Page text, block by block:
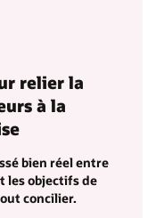
relier la
à la
bien réel entre
les objectifs de
concilier.